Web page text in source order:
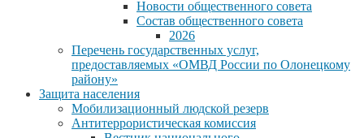
Новости общественного совета
Состав общественного совета
2026
Перечень государственных услуг,
предоставляемых «ОМВД России по Олонецкому
району»
Защита населения
Мобилизационный людской резерв
Антитеррористическая комиссия